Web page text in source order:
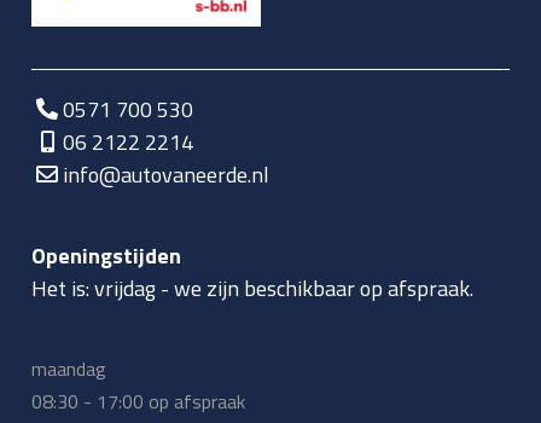
0571 700 530
06 2122 2214
info@autovaneerde.nl
Openingstijden
Het is:vrijdag-we zijn beschikbaar op afspraak.
maandag
08:30 - 17:00 op afspraak